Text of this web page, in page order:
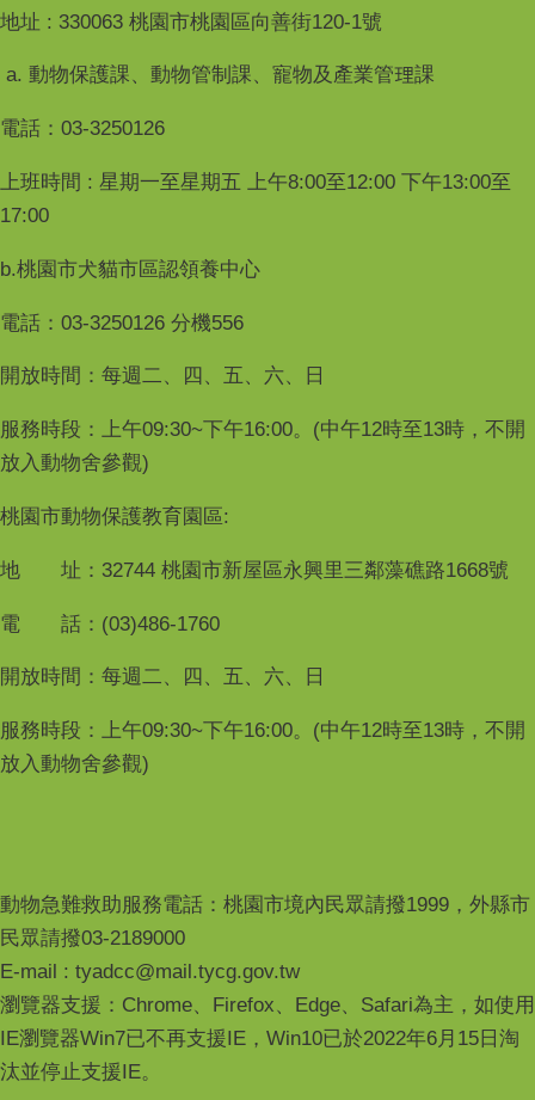
地址 : 330063 桃園市桃園區向善街120-1號
a. 動物保護課、動物管制課、寵物及產業管理課
電話：03-3250126
上班時間 : 星期一至星期五 上午8:00至12:00 下午13:00至
17:00
b.桃園市犬貓市區認領養中心
電話：03-3250126 分機556
開放時間：每週二、四、五、六、日
服務時段：上午09:30~下午16:00。(中午12時至13時，不開
放入動物舍參觀)
桃園市動物保護教育園區:
地 址：32744 桃園市新屋區永興里三鄰藻礁路1668號
電 話：(03)486-1760
開放時間：每週二、四、五、六、日
服務時段：上午09:30~下午16:00。(中午12時至13時，不開
放入動物舍參觀)
動物急難救助服務電話：桃園市境內民眾請撥1999，外縣市
民眾請撥03-2189000
E-mail : tyadcc@mail.tycg.gov.tw
瀏覽器支援：Chrome、Firefox、Edge、Safari為主，如使用
IE瀏覽器Win7已不再支援IE，Win10已於2022年6月15日淘
汰並停止支援IE。